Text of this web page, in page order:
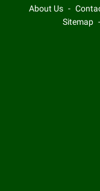
About Us
Sitemap